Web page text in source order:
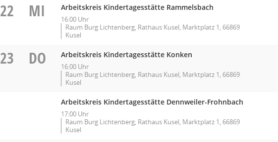
22
MI Arbeitskreis Kindertagesstätte Rammelsbach
16:00 Uhr
Raum Burg Lichtenberg, Rathaus Kusel, Marktplatz 1, 66869
Kusel
23 DO Arbeitskreis Kindertagesstätte Konken
16:00 Uhr
Raum Burg Lichtenberg, Rathaus Kusel, Marktplatz 1, 66869
Kusel
Arbeitskreis Kindertagesstätte Dennweiler-Frohnbach
17:00 Uhr
Raum Burg Lichtenberg, Rathaus Kusel, Marktplatz 1, 66869
Kusel